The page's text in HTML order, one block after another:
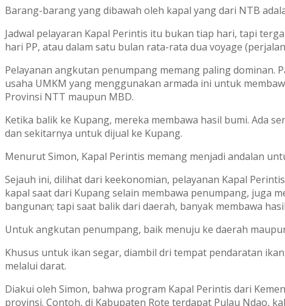
Barang-barang yang dibawah oleh kapal yang dari NTB
Jadwal pelayaran Kapal Perintis itu bukan tiap hari, tapi
hari PP, atau dalam satu bulan rata-rata dua voyage
Pelayanan angkutan penumpang memang paling dominan.
usaha UMKM yang menggunakan armada ini untuk
Provinsi NTT maupun MBD.
Ketika balik ke Kupang, mereka membawa hasil bumi. Ada
dan sekitarnya untuk dijual ke Kupang.
Menurut Simon, Kapal Perintis memang menjadi andalan
Sejauh ini, dilihat dari keekonomian, pelayanan Kapal
kapal saat dari Kupang selain membawa penumpang, juga
bangunan; tapi saat balik dari daerah, banyak membawa
Untuk angkutan penumpang, baik menuju ke daerah
Khusus untuk ikan segar, diambil dri tempat pendaratan
melalui darat.
Diakui oleh Simon, bahwa program Kapal Perintis dari
provinsi. Contoh, di Kabupaten Rote terdapat Pulau Ndao,